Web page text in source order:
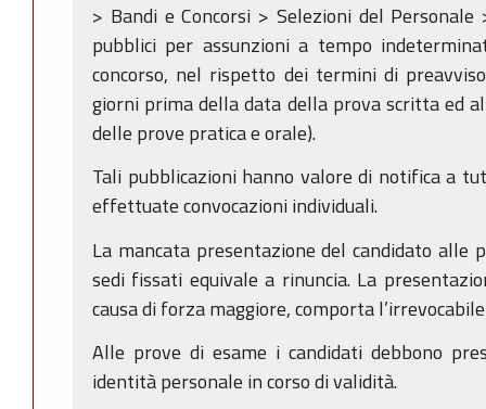
> Bandi e Concorsi > Selezioni del Personale
pubblici per assunzioni a tempo
concorso, nel rispetto dei termini di
giorni prima della data della prova scritta ed
delle prove pratica e orale).
Tali pubblicazioni hanno valore di notifica a
effettuate convocazioni individuali.
La mancata presentazione del candidato alle
sedi fissati equivale a rinuncia. La
causa di forza maggiore, comporta
Alle prove di esame i candidati debbono
identità personale in corso di validità.